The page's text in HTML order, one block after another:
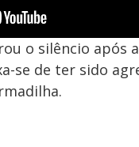
o silêncio após
se de ter sido